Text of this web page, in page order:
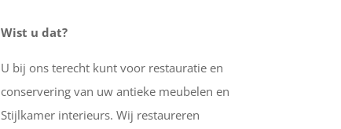
Wist u dat?
U bij ons terecht kunt voor restauratie en
conservering van uw antieke meubelen en
Stijlkamer interieurs. Wij restaureren